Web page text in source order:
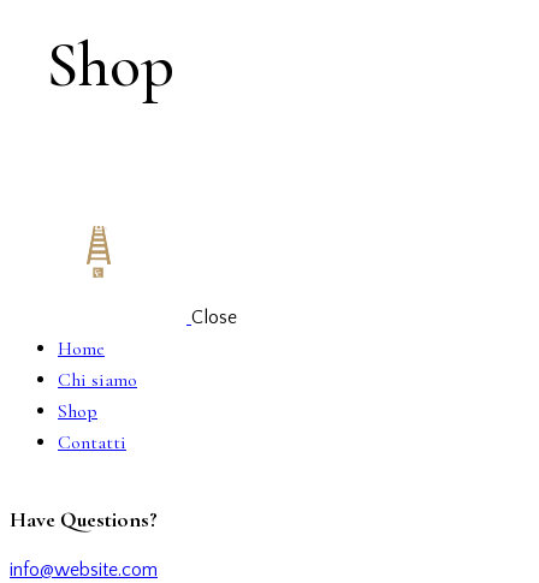
Shop
Close
Home
Chi siamo
Shop
Contatti
Have Questions?
info@website.com